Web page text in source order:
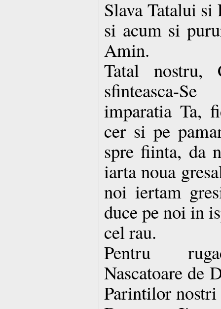
Slava Tatalui
si acum si
Amin.
Tatal
sfinteasca-
imparatia Ta,
cer si pe
spre fiinta, da
iarta noua
noi iertam
duce pe noi in
cel rau.
Pentru
Nascatoare de
Parintilor